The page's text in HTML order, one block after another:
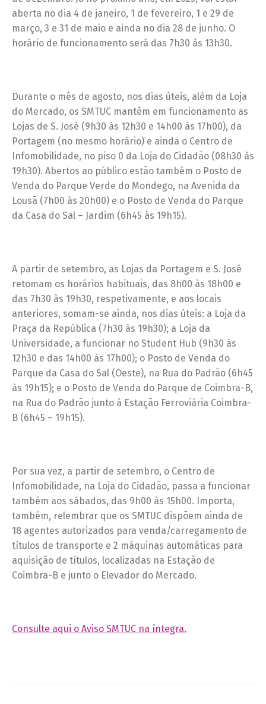
aberta no dia 4 de janeiro, 1 de fevereiro, 1 e 29 de
março, 3 e 31 de maio e ainda no dia 28 de junho. O
horário de funcionamento será das 7h30 às 13h30.
Durante o mês de agosto, nos dias úteis, além da Loja
do Mercado, os SMTUC mantêm em funcionamento as
Lojas de S. José (9h30 às 12h30 e 14h00 às 17h00), da
Portagem (no mesmo horário) e ainda o Centro de
Infomobilidade, no piso 0 da Loja do Cidadão (08h30 às
19h30). Abertos ao público estão também o Posto de
Venda do Parque Verde do Mondego, na Avenida da
Lousã (7h00 às 20h00) e o Posto de Venda do Parque
da Casa do Sal – Jardim (6h45 às 19h15).
A partir de setembro, as Lojas da Portagem e S. José
retomam os horários habituais, das 8h00 às 18h00 e
das 7h30 às 19h30, respetivamente, e aos locais
anteriores, somam-se ainda, nos dias úteis: a Loja da
Praça da República (7h30 às 19h30); a Loja da
Universidade, a funcionar no Student Hub (9h30 às
12h30 e das 14h00 às 17h00); o Posto de Venda do
Parque da Casa do Sal (Oeste), na Rua do Padrão (6h45
às 19h15); e o Posto de Venda do Parque de Coimbra-B,
na Rua do Padrão junto à Estação Ferroviária Coimbra-
B (6h45 – 19h15).
Por sua vez, a partir de setembro, o Centro de
Infomobilidade, na Loja do Cidadão, passa a funcionar
também aos sábados, das 9h00 às 15h00. Importa,
também, relembrar que os SMTUC dispõem ainda de
18 agentes autorizados para venda/carregamento de
títulos de transporte e 2 máquinas automáticas para
aquisição de títulos, localizadas na Estação de
Coimbra-B e junto o Elevador do Mercado.
Consulte aqui o Aviso SMTUC na íntegra.